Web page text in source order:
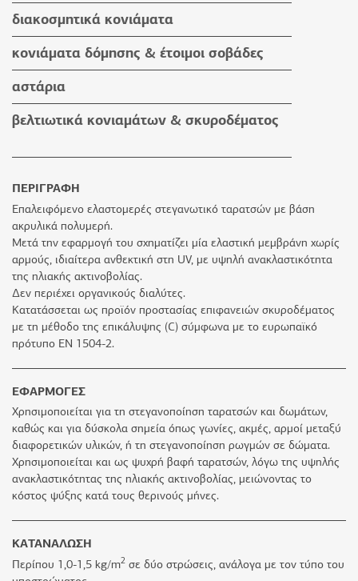
προϊόντα Finoclima®
βοηθητικά υλικά
διακοσμητικά κονιάματα
υδαταπωθητικά έγχρωμα επιχρίσματα
πατητές τσιμεντοκονίες
προϊόντα εμποτισμού & βερνίκια
κονιάματα δόμησης & έτοιμοι σοβάδες
κονιάματα δόμησης
έτοιμοι σοβάδες
βοηθητικά υλικά
αστάρια
βελτιωτικά κονιαμάτων & σκυροδέματος
ΠΕΡΙΓΡΑΦΗ
Επαλειφόμενο ελαστομερές στεγανωτικό ταρατσών με βάση
ακρυλικά πολυμερή.
Μετά την εφαρμογή του σχηματίζει μία ελαστική μεμβράνη χωρίς
αρμούς, ιδιαίτερα ανθεκτική στη UV, με υψηλή ανακλαστικότητα
της ηλιακής ακτινοβολίας.
Δεν περιέχει οργανικούς διαλύτες.
Κατατάσσεται ως προϊόν προστασίας επιφανειών σκυροδέματος
με τη μέθοδο της επικάλυψης (C) σύμφωνα με το ευρωπαϊκό
πρότυπο ΕΝ 1504-2.
ΕΦΑΡΜΟΓΕΣ
Χρησιμοποιείται για τη στεγανοποίηση ταρατσών και δωμάτων,
καθώς και για δύσκολα σημεία όπως γωνίες, ακμές, αρμοί μεταξύ
διαφορετικών υλικών, ή τη στεγανοποίηση ρωγμών σε δώματα.
Χρησιμοποιείται και ως ψυχρή βαφή ταρατσών, λόγω της υψηλής
ανακλαστικότητας της ηλιακής ακτινοβολίας, μειώνοντας το
κόστος ψύξης κατά τους θερινούς μήνες.
ΚΑΤΑΝΑΛΩΣΗ
Περίπου 1,0-1,5 kg/m2 σε δύο στρώσεις, ανάλογα με τον τύπο του